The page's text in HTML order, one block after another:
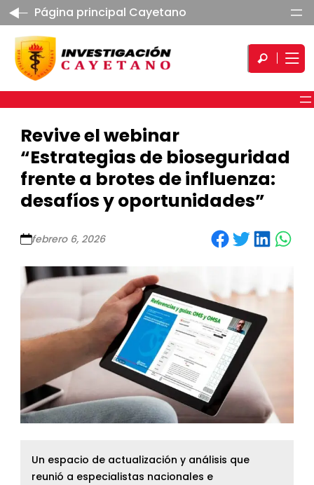
Página principal Cayetano
Revive el webinar
“Estrategias de bioseguridad
frente a brotes de influenza:
desafíos y oportunidades”
febrero 6, 2026 Share on Facebook Share on Twitter Share on LinkedIn Share on WhatsApp
Un espacio de actualización y análisis que
reunió a especialistas nacionales e